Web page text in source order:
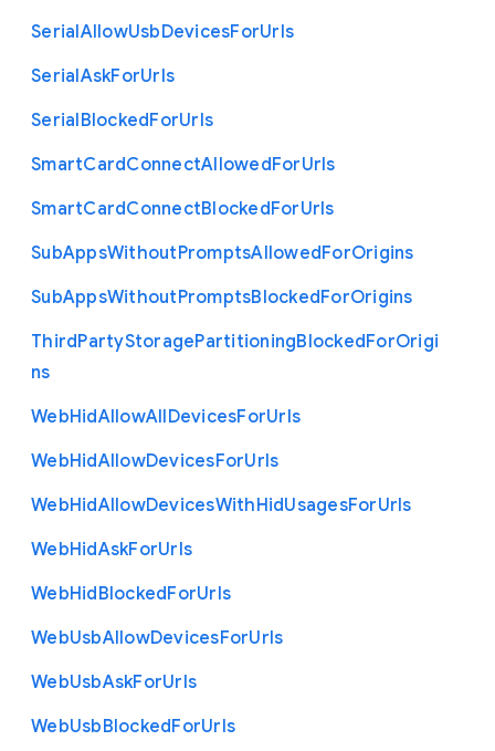
SerialAllowUsbDevicesForUrls
SerialAskForUrls
SerialBlockedForUrls
SmartCardConnectAllowedForUrls
SmartCardConnectBlockedForUrls
SubAppsWithoutPromptsAllowedForOrigins
SubAppsWithoutPromptsBlockedForOrigins
ThirdPartyStoragePartitioningBlockedForOrigi
ns
WebHidAllowAllDevicesForUrls
WebHidAllowDevicesForUrls
WebHidAllowDevicesWithHidUsagesForUrls
WebHidAskForUrls
WebHidBlockedForUrls
WebUsbAllowDevicesForUrls
WebUsbAskForUrls
WebUsbBlockedForUrls